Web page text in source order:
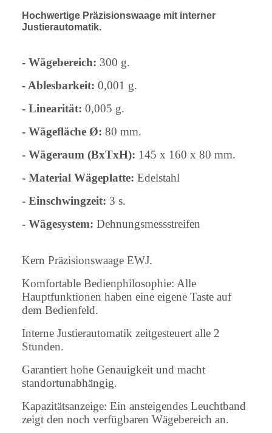
Hochwertige Präzisionswaage mit interner
Justierautomatik.
- Wägebereich: 300 g.
- Ablesbarkeit: 0,001 g.
- Linearität: 0,005 g.
- Wägefläche Ø: 80 mm.
- Wägeraum (BxTxH): 145 x 160 x 80 mm.
- Material Wägeplatte: Edelstahl
- Einschwingzeit: 3 s.
- Wägesystem: Dehnungsmessstreifen
Kern Präzisionswaage EWJ.
Komfortable Bedienphilosophie: Alle
Hauptfunktionen haben eine eigene Taste auf
dem Bedienfeld.
Interne Justierautomatik zeitgesteuert alle 2
Stunden.
Garantiert hohe Genauigkeit und macht
standortunabhängig.
Kapazitätsanzeige: Ein ansteigendes Leuchtband
zeigt den noch verfügbaren Wägebereich an.